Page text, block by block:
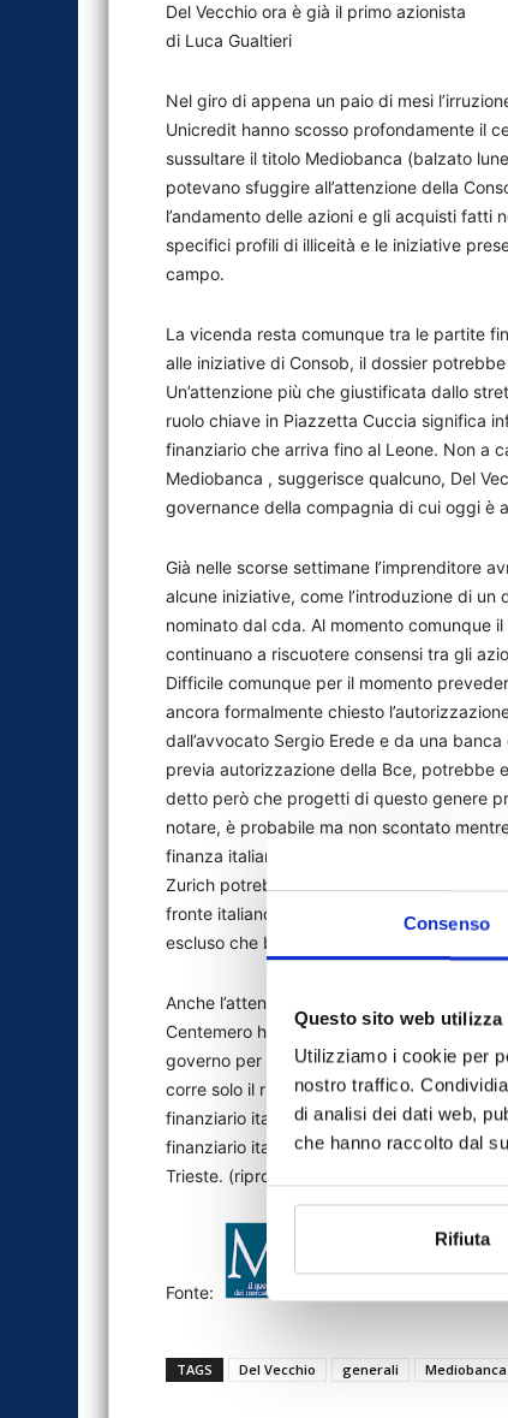
Consenso
Questo sito web utilizza
Utilizziamo i cookie per
nostro traffico.
di analisi dei dati web,
che hanno raccolto dal
Rifiuta
Del Vecchio ora è già il primo azionista
di Luca Gualtieri
Nel giro di appena un paio di mesi
Unicredit hanno scosso profondamente il
sussultare il titolo Mediobanca (balzato
potevano sfuggire all’attenzione della
l’andamento delle azioni e gli acquisti fatti
specifici profili di illiceità e le iniziative
campo.
La vicenda resta comunque tra le partite
alle iniziative di Consob, il dossier
Un’attenzione più che giustificata dallo
ruolo chiave in Piazzetta Cuccia significa
finanziario che arriva fino al Leone. Non a
Mediobanca , suggerisce qualcuno, Del
governance della compagnia di cui oggi è
Già nelle scorse settimane l’imprenditore
alcune iniziative, come l’introduzione di
nominato dal cda. Al momento comunque
continuano a riscuotere consensi tra gli
Difficile comunque per il momento
ancora formalmente chiesto
dall’avvocato Sergio Erede e da una
previa autorizzazione della Bce, potrebbe
detto però che progetti di questo genere
notare, è probabile ma non scontato
finanza italiana potrebbe contrariare altri
Zurich potrebbero non vedere di buon
fronte italiano, invece, Intesa Sanpaolo
escluso che bruschi rimescolamenti
Anche l’attenzione della politica rimane
Centemero ha presentato
governo per capire quali misure si
corre solo il rischio di indebolire il nostro
finanziario italiano consegnando in mani
finanziario italiano». Politica, vigilanza e
Trieste. (riproduzione riservata)
Fonte:
TAGS Del Vecchio generali Mediobanca